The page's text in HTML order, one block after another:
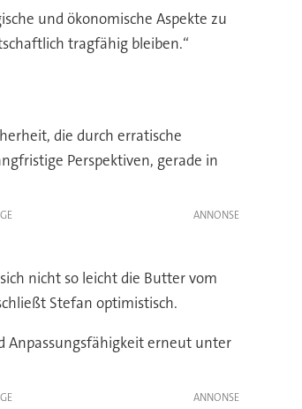
und ökonomische Aspekte zu
tragfähig bleiben.“
die durch erratische
Perspektiven, gerade in
nicht so leicht die Butter vom
Stefan optimistisch.
Anpassungsfähigkeit erneut unter